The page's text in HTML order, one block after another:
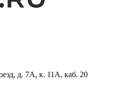
д. 7А, к. 11А, каб. 20